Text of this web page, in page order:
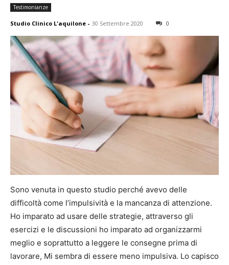
Testimonianze
Studio Clinico L'aquilone - 30 Settembre 2020 0
Sono venuta in questo studio perché avevo delle
difficoltà come l’impulsività e la mancanza di attenzione.
Ho imparato ad usare delle strategie, attraverso gli
esercizi e le discussioni ho imparato ad organizzarmi
meglio e soprattutto a leggere le consegne prima di
lavorare, Mi sembra di essere meno impulsiva. Lo capisco